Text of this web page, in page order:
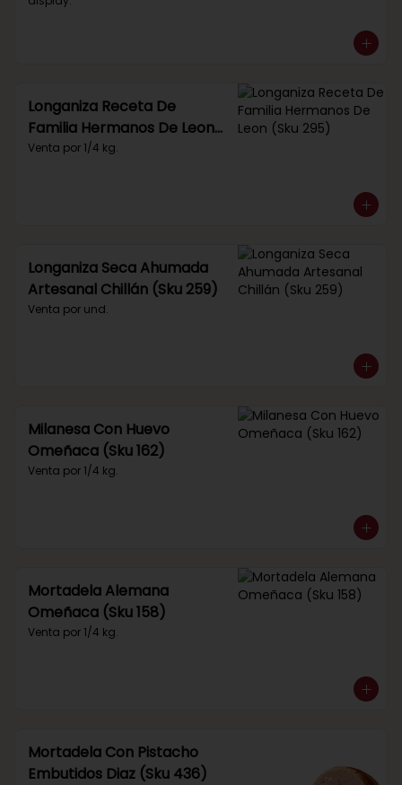
Longaniza Receta De
Familia Hermanos De Leon
(Sku 295)
Venta por 1/4 kg.
Longaniza Seca Ahumada
Artesanal Chillán (Sku 259)
Venta por und.
Milanesa Con Huevo
Omeñaca (Sku 162)
Venta por 1/4 kg.
Mortadela Alemana
Omeñaca (Sku 158)
Venta por 1/4 kg.
Mortadela Con Pistacho
Embutidos Diaz (Sku 436)